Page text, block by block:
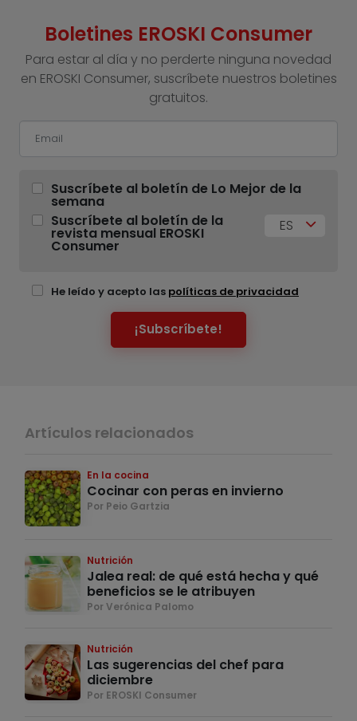
Boletines EROSKI Consumer
Para estar al día y no perderte ninguna novedad
en EROSKI Consumer, suscríbete nuestros boletines
gratuitos.
Suscríbete al boletín de Lo Mejor de la
semana
Suscríbete al boletín de la
revista mensual EROSKI
Consumer
ES
He leído y acepto las políticas de privacidad
¡Subscríbete!
Artículos relacionados
En la cocina
Cocinar con peras en invierno
Por Peio Gartzia
Nutrición
Jalea real: de qué está hecha y qué
beneficios se le atribuyen
Por Verónica Palomo
Nutrición
Las sugerencias del chef para
diciembre
Por EROSKI Consumer